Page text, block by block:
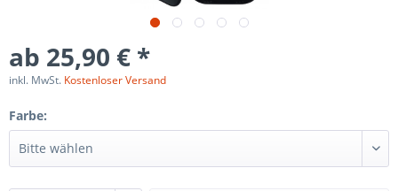
ab 25,90 € *
inkl. MwSt. Kostenloser Versand
Farbe: